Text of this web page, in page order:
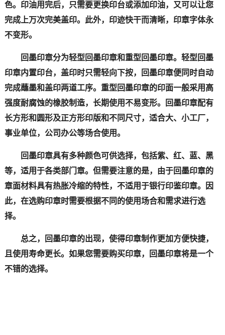
色。印油用完后，只需要更换印台或添加印油，又可以让您
完成上万次完美盖印。此外，印迹快干而清晰，印章字体永
不变形。
回墨印章分为轻型回墨印章和重型回墨印章。轻型回墨
印章内置印台，盖印时只需轻向下按，回墨印章便同时自动
完成蘸墨和盖印两道工序。重型回墨印章的印面一般采用高
强度耐腐蚀的橡胶制造，长期使用不易变形。回墨印章配有
长方形和圆形及正方形印版和不同尺寸，适合大、小工厂，
事业单位，公司办公等场合使用。
回墨印章具有多种颜色可供选择，包括紫、红、蓝、黑
等，适用于各类部门章。但需要注意的是，由于回墨印章的
章面材料具有热胀冷缩的特性，不适用于银行印鉴印章。因
此，在选购印章时需要根据不同的使用场合和需求进行选
择。
总之，回墨印章的出现，使得印章制作更加方便快捷，
且使用寿命更长。如果您需要购买印章，回墨印章将是一个
不错的选择。